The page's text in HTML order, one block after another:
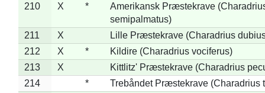
210
X *
Amerikansk Præstekrave
semipalmatus)
211
X
Lille Præstekrave (Charadrius
212
X *
Kildire (Charadrius vociferus)
213
X
Kittlitz' Præstekrave (Charadrius
214
*
Trebåndet Præstekrave (Charadrius